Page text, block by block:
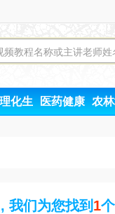
化生 医药健康 农
, 我们为您找到 1